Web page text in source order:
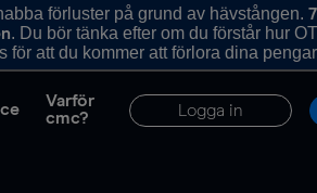
förluster på grund av hävstången.
. Du bör tänka efter om du förstår hur
att du kommer att förlora dina
Varför
cmc?
Logga in